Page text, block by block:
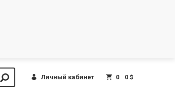
Личный кабинет 0 0 $